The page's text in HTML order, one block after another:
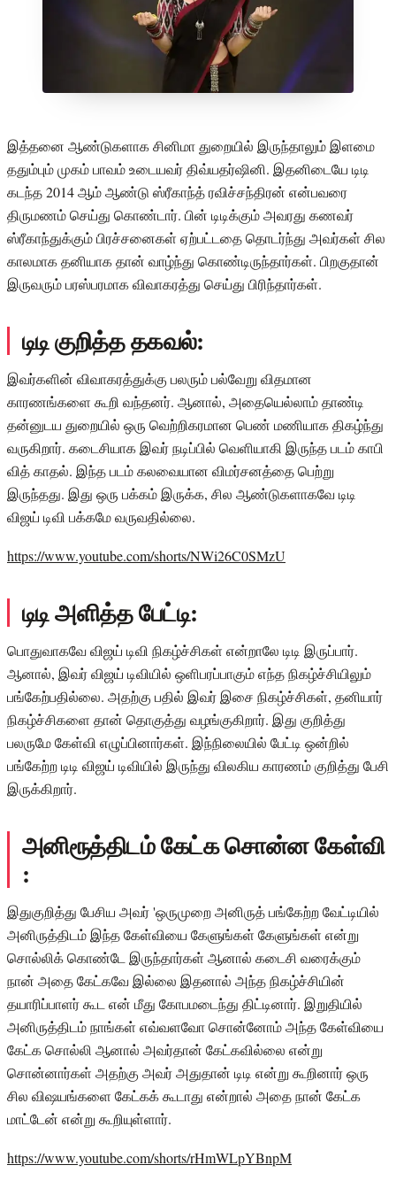
இத்தனை ஆண்டுகளாக சினிமா துறையில் இருந்தாலும் இளமை
ததும்பும் முகம் பாவம் உடையவர் திவ்யதர்ஷினி. இதனிடையே டிடி
கடந்த 2014 ஆம் ஆண்டு ஸ்ரீகாந்த் ரவிச்சந்திரன் என்பவரை
திருமணம் செய்து கொண்டார். பின் டிடிக்கும் அவரது கணவர்
ஸ்ரீகாந்துக்கும் பிரச்சனைகள் ஏற்பட்டதை தொடர்ந்து அவர்கள் சில
காலமாக தனியாக தான் வாழ்ந்து கொண்டிருந்தார்கள். பிறகுதான்
இருவரும் பரஸ்பரமாக விவாகரத்து செய்து பிரிந்தார்கள்.
டிடி குறித்த தகவல்:
இவர்களின் விவாகரத்துக்கு பலரும் பல்வேறு விதமான
காரணங்களை கூறி வந்தனர். ஆனால், அதையெல்லாம் தாண்டி
தன்னுடய துறையில் ஒரு வெற்றிகரமான பெண் மணியாக திகழ்ந்து
வருகிறார். கடைசியாக இவர் நடிப்பில் வெளியாகி இருந்த படம் காபி
வித் காதல். இந்த படம் கலவையான விமர்சனத்தை பெற்று
இருந்தது. இது ஒரு பக்கம் இருக்க, சில ஆண்டுகளாகவே டிடி
விஜய் டிவி பக்கமே வருவதில்லை.
https://www.youtube.com/shorts/NWi26C0SMzU
டிடி அளித்த பேட்டி:
பொதுவாகவே விஜய் டிவி நிகழ்ச்சிகள் என்றாலே டிடி இருப்பார்.
ஆனால், இவர் விஜய் டிவியில் ஒளிபரப்பாகும் எந்த நிகழ்ச்சியிலும்
பங்கேற்பதில்லை. அதற்கு பதில் இவர் இசை நிகழ்ச்சிகள், தனியார்
நிகழ்ச்சிகளை தான் தொகுத்து வழங்குகிறார். இது குறித்து
பலருமே கேள்வி எழுப்பினார்கள். இந்நிலையில் பேட்டி ஒன்றில்
பங்கேற்ற டிடி விஜய் டிவியில் இருந்து விலகிய காரணம் குறித்து பேசி
இருக்கிறார்.
அனிரூத்திடம் கேட்க சொன்ன கேள்வி
:
இதுகுறித்து பேசிய அவர் 'ஒருமுறை அனிருத் பங்கேற்ற வேட்டியில்
அனிருத்திடம் இந்த கேள்வியை கேளுங்கள் கேளுங்கள் என்று
சொல்லிக் கொண்டே இருந்தார்கள் ஆனால் கடைசி வரைக்கும்
நான் அதை கேட்கவே இல்லை இதனால் அந்த நிகழ்ச்சியின்
தயாரிப்பாளர் கூட என் மீது கோபமடைந்து திட்டினார். இறுதியில்
அனிருத்திடம் நாங்கள் எவ்வளவோ சொன்னோம் அந்த கேள்வியை
கேட்க சொல்லி ஆனால் அவர்தான் கேட்கவில்லை என்று
சொன்னார்கள் அதற்கு அவர் அதுதான் டிடி என்று கூறினார் ஒரு
சில விஷயங்களை கேட்கக் கூடாது என்றால் அதை நான் கேட்க
மாட்டேன் என்று கூறியுள்ளார்.
https://www.youtube.com/shorts/rHmWLpYBnpM